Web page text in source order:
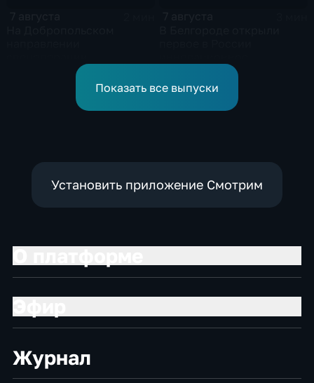
российские бойцы
отразили более 70
контратак ВСУ
модульное приемное
отделение детской
больницы
Показать все выпуски
Установить приложение Смотрим
Журнал